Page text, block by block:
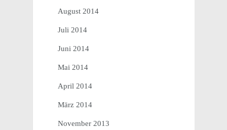
August 2014
Juli 2014
Juni 2014
Mai 2014
April 2014
März 2014
November 2013